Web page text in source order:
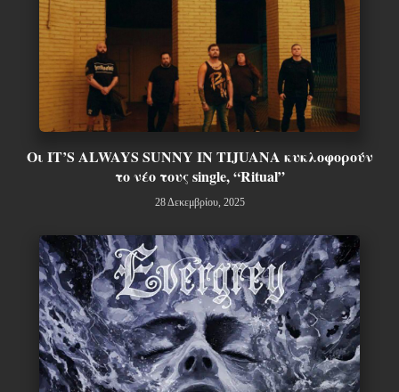
Οι IT’S ALWAYS SUNNY IN TIJUANA κυκλοφορούν
το νέο τους single, “Ritual”
28 Δεκεμβρίου, 2025